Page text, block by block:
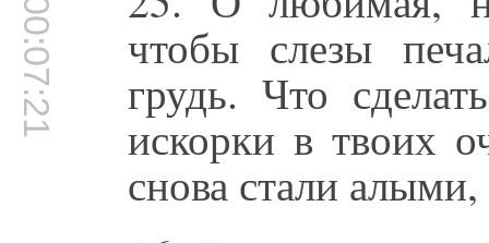
00:07:21 чтобы слезы
грудь. Что
искорки в твоих
снова стали